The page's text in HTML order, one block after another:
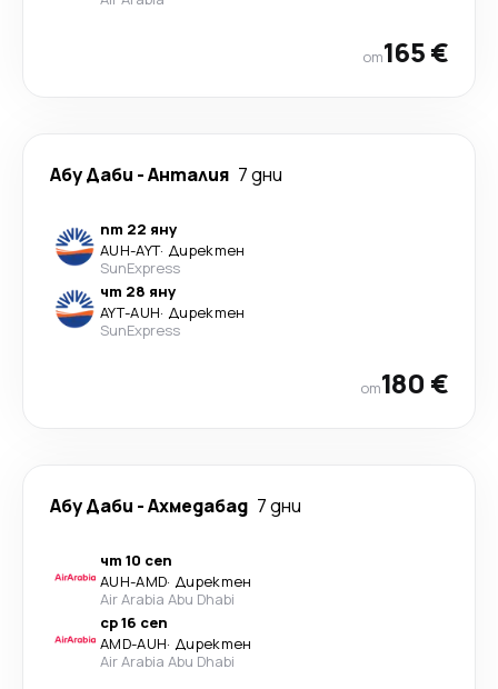
от165 €
Абу Даби -Анталия 7 дни
пт 22 яну
AUH-AYT· Директен
SunExpress
чт 28 яну
AYT-AUH· Директен
SunExpress
от180 €
Абу Даби -Ахмедабад 7 дни
чт 10 сеп
AUH-AMD· Директен
Air Arabia Abu Dhabi
ср 16 сеп
AMD-AUH· Директен
Air Arabia Abu Dhabi